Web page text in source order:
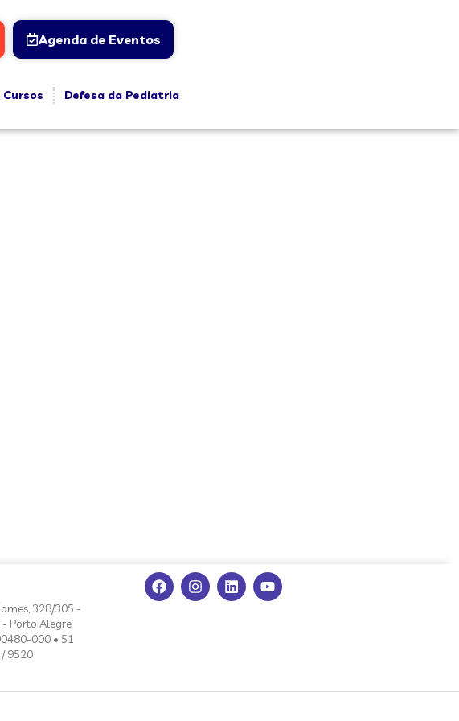
Agenda de Eventos
Defesa da Pediatria
328/305 -
Porto Alegre
000 • 51
9520